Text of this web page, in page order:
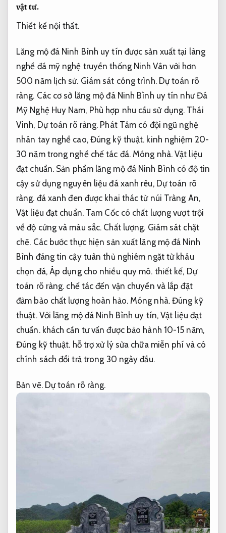
vật tư.
Thiết kế nội thất.
Lăng mộ đá Ninh Bình uy tín được sản xuất tại làng
nghề đá mỹ nghệ truyền thống Ninh Vân với hơn
500 năm lịch sử. Giám sát công trình. Dự toán rõ
ràng. Các cơ sở lăng mộ đá Ninh Bình uy tín như Đá
Mỹ Nghệ Huy Nam, Phù hợp nhu cầu sử dụng. Thái
Vinh, Dự toán rõ ràng. Phát Tâm có đội ngũ nghệ
nhân tay nghề cao, Đúng kỹ thuật. kinh nghiệm 20-
30 năm trong nghề chế tác đá.Móng nhà. Vật liệu
đạt chuẩn. Sản phẩm lăng mộ đá Ninh Bình có độ tin
cậy sử dụng nguyên liệu đá xanh rêu, Dự toán rõ
ràng. đá xanh đen được khai thác từ núi Tràng An,
Vật liệu đạt chuẩn.Tam Cốc có chất lượng vượt trội
về độ cứng và màu sắc. Chất lượng. Giám sát chặt
chẽ. Các bước thực hiện sản xuất lăng mộ đá Ninh
Bình đáng tin cậy tuân thủ nghiêm ngặt từ khâu
chọn đá, Áp dụng cho nhiều quy mô. thiết kế, Dự
toán rõ ràng. chế tác đến vận chuyển và lắp đặt
đảm bảo chất lượng hoàn hảo. Móng nhà. Đúng kỹ
thuật.Với lăng mộ đá Ninh Bình uy tín,Vật liệu đạt
chuẩn.khách cần tư vấn được bảo hành 10-15 năm,
Đúng kỹ thuật. hỗ trợ xử lý sửa chữa miễn phí và có
chính sách đổi trả trong 30 ngày đầu.
Bản vẽ. Dự toán rõ ràng.